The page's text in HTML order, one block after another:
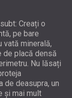
Creați o
pe bare
vată minerală,
de placă densă
Nu lăsați
de deasupra, un
și mai mult